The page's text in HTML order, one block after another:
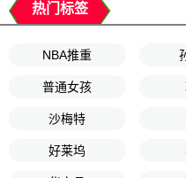
热门标签
NBA推重
普通女孩
沙梅特
好莱坞